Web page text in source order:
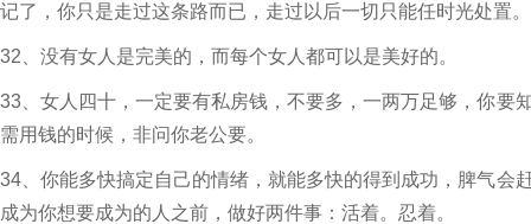
记了，你只是走过这条路而已，走过以后一切只能任时光处置。
32、没有女人是完美的，而每个女人都可以是美好的。
33、女人四十，一定要有私房钱，不要多，一两万足够，你要
需用钱的时候，非问你老公要。
34、你能多快搞定自己的情绪，就能多快的得到成功，脾气会
成为你想要成为的人之前，做好两件事：活着。忍着。